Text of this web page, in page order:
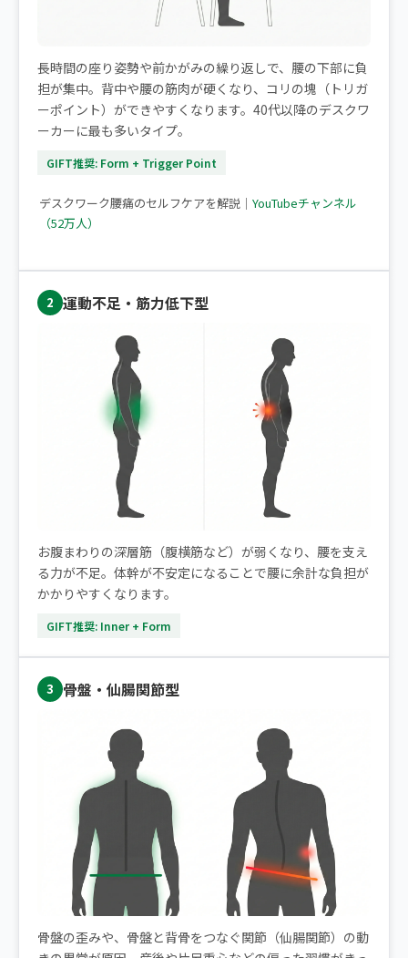
長時間の座り姿勢や前かがみの繰り返しで、腰の下部に負
担が集中。背中や腰の筋肉が硬くなり、コリの塊（トリガ
ーポイント）ができやすくなります。40代以降のデスクワ
ーカーに最も多いタイプ。
GIFT推奨: Form + Trigger Point
▶ デスクワークで腰痛になりやすい方へ
デスクワーク腰痛のセルフケアを解説｜ YouTubeチャンネル
（52万人）
2 運動不足・筋力低下型
お腹まわりの深層筋（腹横筋など）が弱くなり、腰を支え
る力が不足。体幹が不安定になることで腰に余計な負担が
かかりやすくなります。
GIFT推奨: Inner + Form
3 骨盤・仙腸関節型
骨盤の歪みや、骨盤と背骨をつなぐ関節（仙腸関節）の動